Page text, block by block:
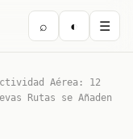
⌕ ◐ ☰
Aérea: 12
Rutas se Añaden